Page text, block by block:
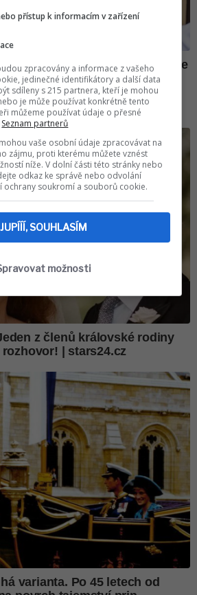
přístup k informacím v zařízení
zpracovány a informace z vašeho
jedinečné identifikátory a další data
sdíleny s 215 partnera, kteří je mohou
je může používat konkrétně tento
můžeme používat údaje o přesné
Seznam partnerů
vaše osobní údaje zpracovávat na
zájmu, proti kterému můžete vznést
níže. V dolní části této stránky nebo
odkaz ke správě nebo odvolání
ochrany soukromí a souborů cookie.
JUPÍÍÍ, SOUHLASÍM
možnosti